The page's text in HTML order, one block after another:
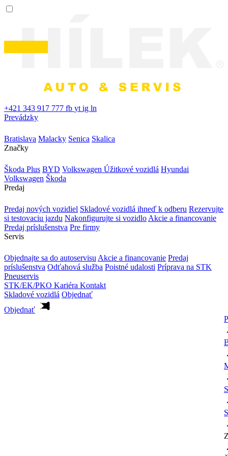
+421 343 917 777 fb yt ig ln
Prevádzky
Bratislava Malacky Senica Skalica
Značky
Škoda Plus BYD Volkswagen Úžitkové vozidlá Hyundai
Volkswagen Škoda
Predaj
Predaj nových vozidiel Skladové vozidlá ihneď k odberu Rezervujte
si testovaciu jazdu Nakonfigurujte si vozidlo Akcie a financovanie
Predaj príslušenstva Pre firmy
Servis
Objednajte sa do autoservisu Akcie a financovanie Predaj
príslušenstva Odťahová služba Poistné udalosti Príprava na STK
Pneuservis
STK/EK/PKO Kariéra Kontakt
Skladové vozidlá Objednať
Objednať